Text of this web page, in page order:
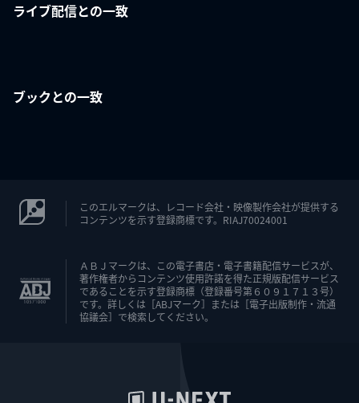
ライブ配信との一致
ブックとの一致
このエルマークは、レコード会社・映像製作会社が提供する
コンテンツを示す登録商標です。RIAJ70024001
ＡＢＪマークは、この電子書店・電子書籍配信サービスが、
著作権者からコンテンツ使用許諾を得た正規版配信サービス
であることを示す登録商標（登録番号第６０９１７１３号）
です。詳しくは［ABJマーク］または［電子出版制作・流通
協議会］で検索してください。